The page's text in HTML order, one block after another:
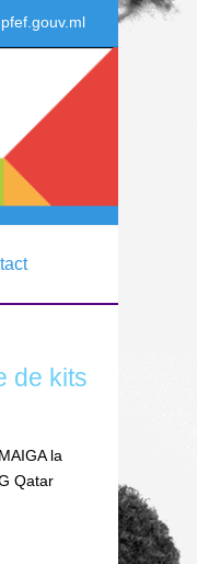
de kits
la
Qatar